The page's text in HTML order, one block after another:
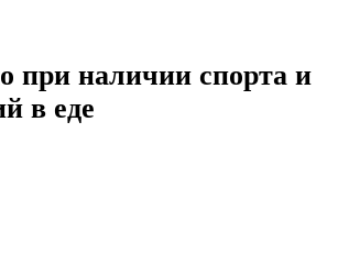
при наличии спорта и
в еде